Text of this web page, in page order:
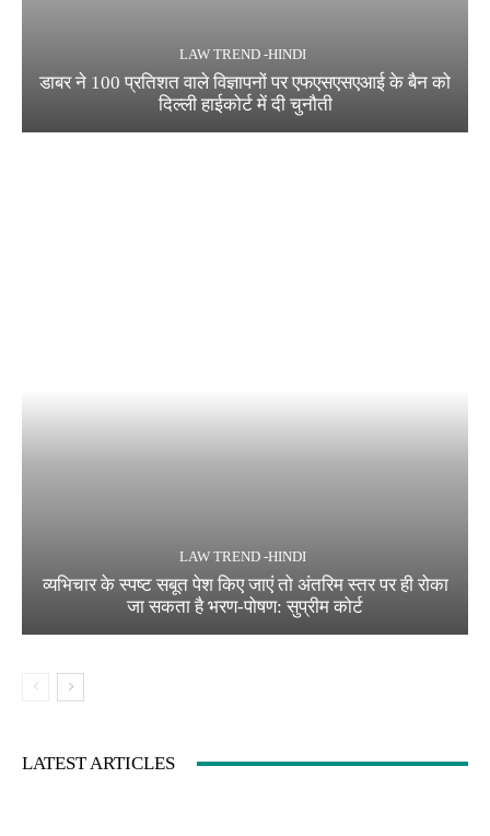
LAW TREND -HINDI
डाबर ने 100 प्रतिशत वाले विज्ञापनों पर एफएसएसएआई के बैन को
दिल्ली हाईकोर्ट में दी चुनौती
LAW TREND -HINDI
व्यभिचार के स्पष्ट सबूत पेश किए जाएं तो अंतरिम स्तर पर ही रोका
जा सकता है भरण-पोषण: सुप्रीम कोर्ट
LATEST ARTICLES